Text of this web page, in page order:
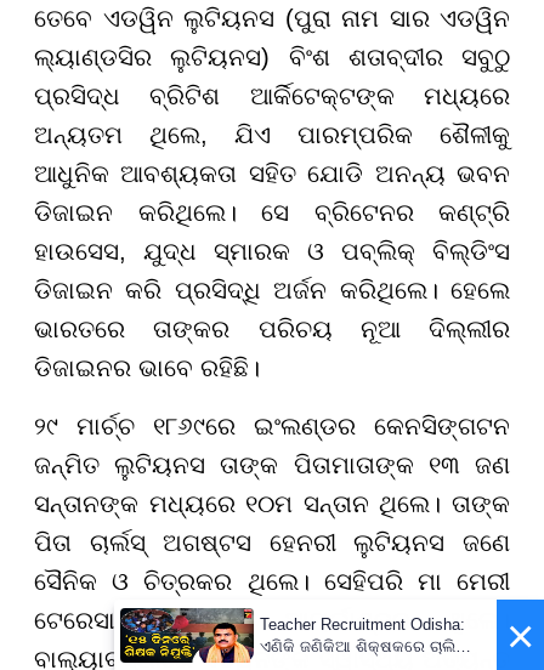
ତେବେ ଏଡୱିନ ଲୁଟିୟନସ (ପୁରା ନାମ ସାର ଏଡୱିନ
ଲ୍ୟାଣ୍ଡସିର ଲୁଟିୟନସ) ବିଂଶ ଶତାବ୍ଦୀର ସବୁଠୁ
ପ୍ରସିଦ୍ଧ ବ୍ରିଟିଶ ଆର୍କିଟେକ୍ଟଙ୍କ ମଧ୍ୟରେ
ଅନ୍ୟତମ ଥିଲେ, ଯିଏ ପାରମ୍ପରିକ ଶୈଳୀକୁ
ଆଧୁନିକ ଆବଶ୍ୟକତା ସହିତ ଯୋଡି ଅନନ୍ୟ ଭବନ
ଡିଜାଇନ କରିଥିଲେ। ସେ ବ୍ରିଟେନର କଣ୍ଟ୍ରି
ହାଉସେସ, ଯୁଦ୍ଧ ସ୍ମାରକ ଓ ପବ୍ଲିକ୍ ବିଲ୍ଡିଂସ
ଡିଜାଇନ କରି ପ୍ରସିଦ୍ଧି ଅର୍ଜନ କରିଥିଲେ। ହେଲେ
ଭାରତରେ ତାଙ୍କର ପରିଚୟ ନୂଆ ଦିଲ୍ଲୀର
ଡିଜାଇନର ଭାବେ ରହିଛି।
୨୯ ମାର୍ଚ୍ଚ ୧୮୬୯ରେ ଇଂଲଣ୍ଡର କେନସିଙ୍ଗଟନ
ଜନ୍ମିତ ଲୁଟିୟନସ ତାଙ୍କ ପିତାମାତାଙ୍କ ୧୩ ଜଣ
ସନ୍ତାନଙ୍କ ମଧ୍ୟରେ ୧୦ମ ସନ୍ତାନ ଥିଲେ। ତାଙ୍କ
ପିତା ଚାର୍ଲସ୍ ଅଗଷ୍ଟସ ହେନରୀ ଲୁଟିୟନସ ଜଣେ
ସୈନିକ ଓ ଚିତ୍ରକର ଥିଲେ। ସେହିପରି ମା ମେରୀ
ଟେରେସା ଗ୍ୟାଲୱେ ଆୟର୍ଲାଣ୍ଡର ଥିଲେ।
ବାଲ୍ୟାବସ୍ଥାରେ ଏଡୱିନଙ୍କ ସ୍ୱାସ୍ଥ୍ୟ ଅତ୍ୟନ୍ତ ×
Teacher Recruitment Odisha:
ଏଣିକି ଜଣିକିଆ ଶିକ୍ଷକରେ ଚାଲିବନି